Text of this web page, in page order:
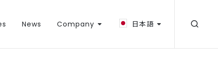
News Company 日本語